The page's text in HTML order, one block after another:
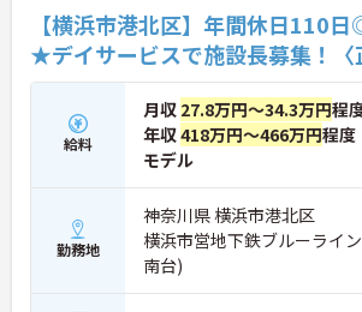
【横浜市港北区】年間休日110
★デイサービスで施設長募集！〈
給料
月収 27.8万円～34.3万円程
年収418万円～466万円程
モデル
勤務地
神奈川県 横浜市港北区
横浜市営地下鉄ブルーライ
南台)